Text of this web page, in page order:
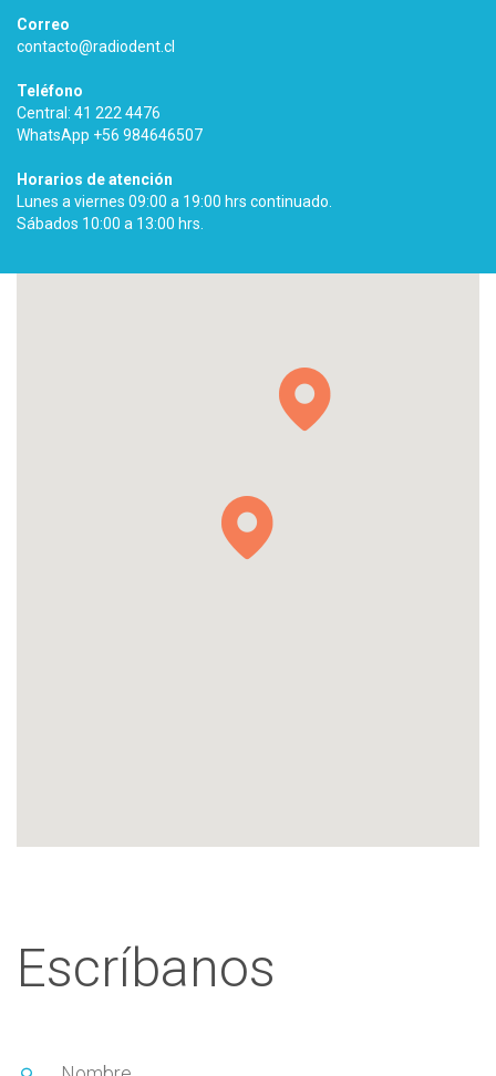
Correo
contacto@radiodent.cl
Teléfono
Central: 41 222 4476
WhatsApp +56 984646507
Horarios de atención
Lunes a viernes 09:00 a 19:00 hrs continuado.
Sábados 10:00 a 13:00 hrs.
Escríbanos